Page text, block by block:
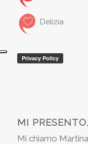
Delizia
MI
Mi chiamo